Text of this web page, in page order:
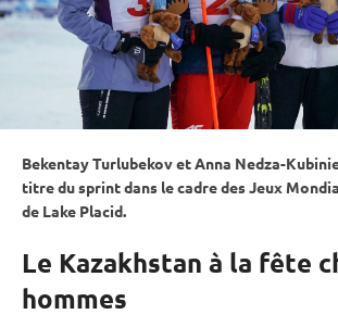
Bekentay Turlubekov et Anna Nedza-
titre dusprintdans le cadre des Jeux
de Lake Placid.
Le Kazakhstan à la fête
hommes